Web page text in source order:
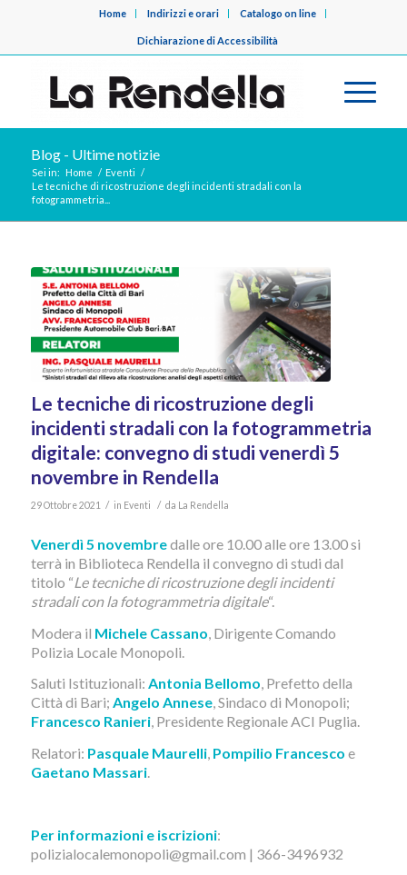
Home Indirizzi e orari Catalogo on line
Dichiarazione di Accessibilità
Blog - Ultime notizie
Sei in: Home / Eventi /
Le tecniche di ricostruzione degli incidenti stradali con la
fotogrammetria...
Le tecniche di ricostruzione degli
incidenti stradali con la fotogrammetria
digitale: convegno di studi venerdì 5
novembre in Rendella
29 Ottobre 2021 / in Eventi / da La Rendella
Venerdì 5 novembredalle ore 10.00 alle ore 13.00 si
terrà in Biblioteca Rendella il convegno di studi dal
titolo “Le tecniche di ricostruzione degli incidenti
stradali con la fotogrammetria digitale“.
Modera il Michele Cassano, Dirigente Comando
Polizia Locale Monopoli.
Saluti Istituzionali: Antonia Bellomo, Prefetto della
Città di Bari; Angelo Annese, Sindaco di Monopoli;
Francesco Ranieri, Presidente Regionale ACI Puglia.
Relatori: Pasquale Maurelli, Pompilio Francesco e
Gaetano Massari.
Per informazioni e iscrizioni:
polizialocalemonopoli@gmail.com | 366-3496932